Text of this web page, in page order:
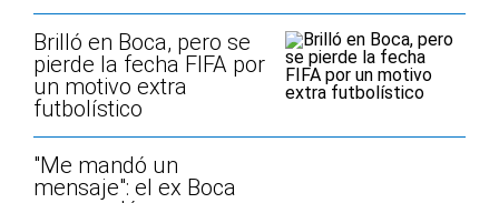
Brilló en Boca, pero se
pierde la fecha FIFA por
un motivo extra
futbolístico
"Me mandó un
mensaje": el ex Boca